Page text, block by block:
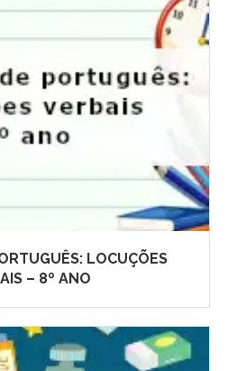
LOCUÇÕES
– 8º ANO